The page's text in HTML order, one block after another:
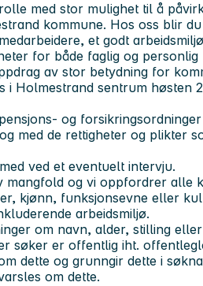
med stor mulighet til å
kommune. Hos oss blir
et godt
for både faglig og
av stor betydning for
i Holmestrand sentrum høsten
og
med de rettigheter og plikter
ved et eventuelt intervju.
mangfold og vi oppfordrer alle
kjønn, funksjonsevne eller
arbeidsmiljø.
om navn, alder, stilling
søker er offentlig iht.
dette og grunngir dette i
om dette.